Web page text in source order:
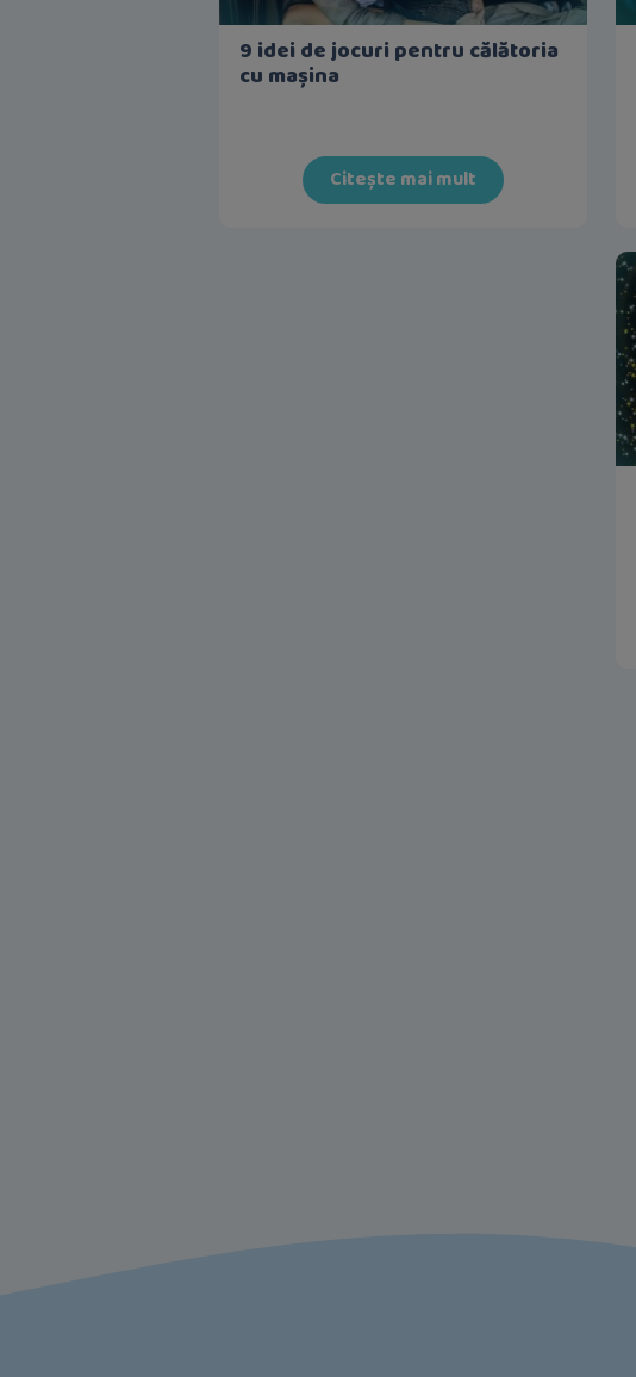
9 idei de jocuri pentru călătoria
cu mașina
Citește mai mult